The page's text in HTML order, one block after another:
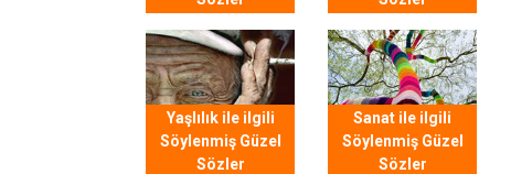
Yaşlılık ile ilgili
Söylenmiş Güzel
Sözler
Sanat ile ilgili
Söylenmiş Güzel
Sözler